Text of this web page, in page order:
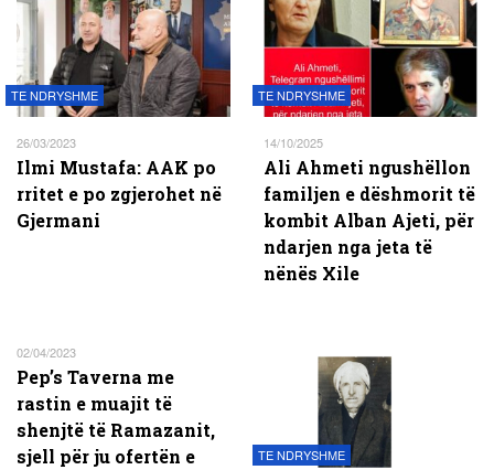
TE NDRYSHME
26/03/2023
Ilmi Mustafa: AAK po
rritet e po zgjerohet në
Gjermani
TE NDRYSHME
14/10/2025
Ali Ahmeti ngushëllon
familjen e dëshmorit të
kombit Alban Ajeti, për
ndarjen nga jeta të
nënës Xile
02/04/2023
Pep’s Taverna me
rastin e muajit të
shenjtë të Ramazanit,
sjell për ju ofertën e
TE NDRYSHME